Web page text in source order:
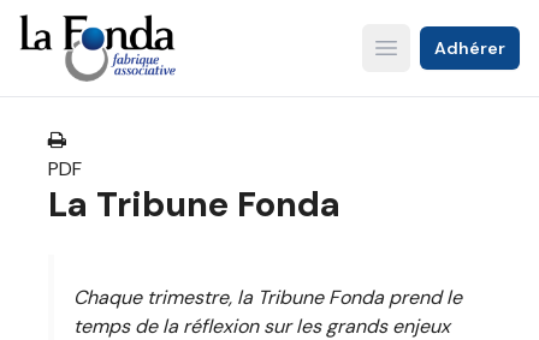
Aller
au
contenu
principal
Open main menu
Adhérer
PDF
La Tribune Fonda
Chaque trimestre, la Tribune Fonda prend le
temps de la réflexion sur les grands enjeux